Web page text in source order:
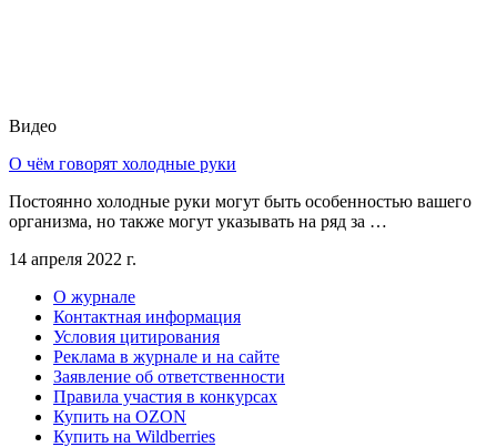
Видео
О чём говорят холодные руки
Постоянно холодные руки могут быть особенностью вашего
организма, но также могут указывать на ряд за …
14 апреля 2022 г.
О журнале
Контактная информация
Условия цитирования
Реклама в журнале и на сайте
Заявление об ответственности
Правила участия в конкурсах
Купить на OZON
Купить на Wildberries